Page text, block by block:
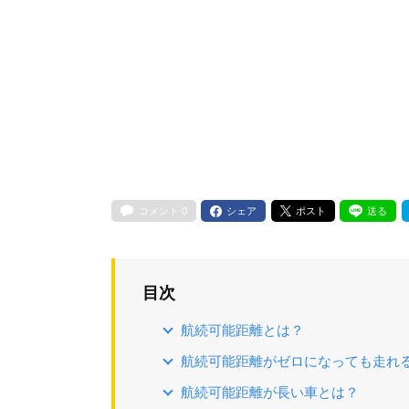
コメント 0 シェア ポスト 送る
目次
航続可能距離とは？
航続可能距離がゼロになっても走れ
航続可能距離が長い車とは？